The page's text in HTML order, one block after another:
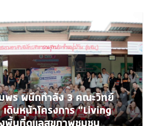
พร ผนึกกำลัง 3 คณะวิทย์
ดินหน้าโครงการ “Living
พื้นที่ดูแลสุขภาพชุมชน